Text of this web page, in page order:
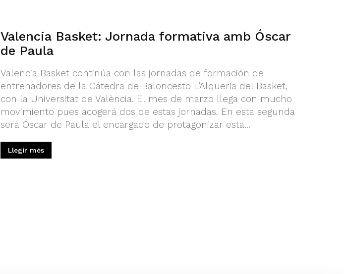
Valencia Basket: Jornada formativa amb Óscar
de Paula
Valencia Basket continúa con las jornadas de formación de
entrenadores de la Cátedra de Baloncesto L’Alqueria del Basket,
con la Universitat de València. El mes de marzo llega con mucho
movimiento pues acogerá dos de estas jornadas. En esta segunda
será Óscar de Paula el encargado de protagonizar esta...
Llegir més